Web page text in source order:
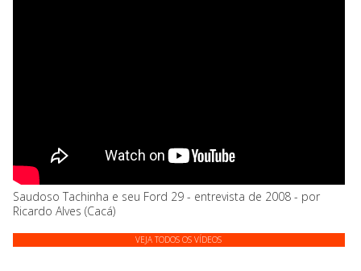
Saudoso Tachinha e seu Ford 29 - entrevista de 2008 - por
Ricardo Alves (Cacá)
VEJA TODOS OS VÍDEOS